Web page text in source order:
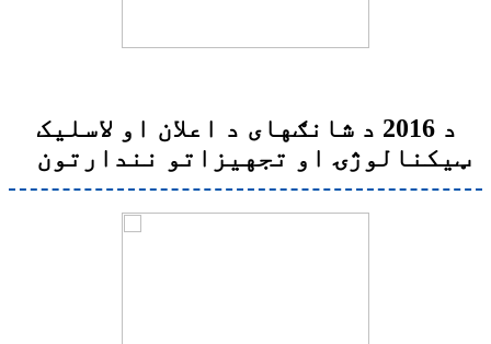
د 2016 د شانګهای د اعلان او لاسلیک
ټیکنالوژۍ او تجهیزاتو نندارتون